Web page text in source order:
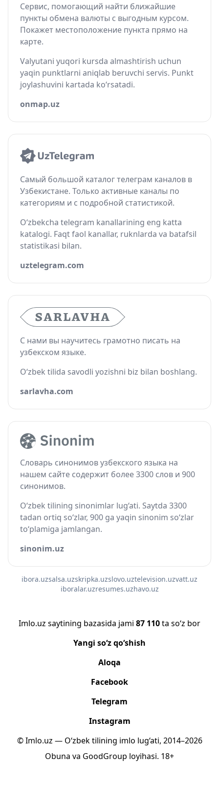
Сервис, помогающий найти ближайшие
пункты обмена валюты с выгодным курсом.
Покажет местоположение пункта прямо на
карте.
Valyutani yuqori kursda almashtirish uchun
yaqin punktlarni aniqlab beruvchi servis. Punkt
joylashuvini kartada ko‘rsatadi.
onmap.uz
Самый большой каталог телеграм каналов в
Узбекистане. Только активные каналы по
категориям и с подробной статистикой.
O‘zbekcha telegram kanallarining eng katta
katalogi. Faqt faol kanallar, ruknlarda va batafsil
statistikasi bilan.
uztelegram.com
С нами вы научитесь грамотно писать на
узбекском языке.
O‘zbek tilida savodli yozishni biz bilan boshlang.
sarlavha.com
Словарь синонимов узбекского языка на
нашем сайте содержит более 3300 слов и 900
синонимов.
O‘zbek tilining sinonimlar lug‘ati. Saytda 3300
tadan ortiq so‘zlar, 900 ga yaqin sinonim so‘zlar
to‘plamiga jamlangan.
sinonim.uz
ibora.uzsalsa.uzskripka.uzslovo.uztelevision.uzvatt.uz
iboralar.uzresumes.uzhavo.uz
Imlo.uz saytining bazasida jami 87 110ta so‘z bor
Yangi so‘z qo‘shish
Aloqa
Facebook
Telegram
Instagram
© Imlo.uz — O‘zbek tilining imlo lug‘ati, 2014–2026
Obuna va GoodGroup loyihasi. 18+